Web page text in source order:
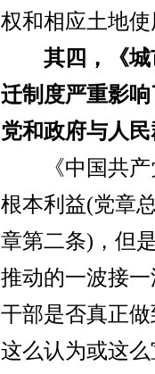
权和相应土地
其四，《
迁制度严重影
党和政府与人
《中国共产
根本利益(党章
章第二条)，但
推动的一波接
干部是否真正
这么认为或这